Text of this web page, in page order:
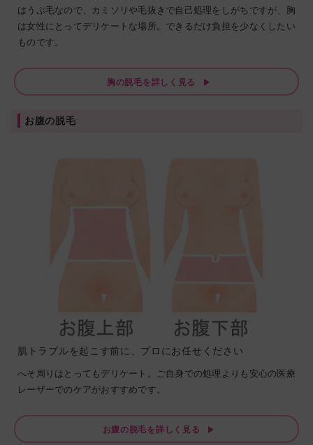
はうぶ毛なので、カミソリや毛抜きで自己処理をしがちですが、胸
は女性にとってデリケートな場所。できるだけ負担を少なくしたい
ものです。
胸の脱毛を詳しく見る
お腹の脱毛
肌トラブルを起こす前に、プロにお任せください
へそ周りはとってもデリケート。ご自身での処理よりも安心の医療
レーザーでのケアがおすすめです。
お腹の脱毛を詳しく見る